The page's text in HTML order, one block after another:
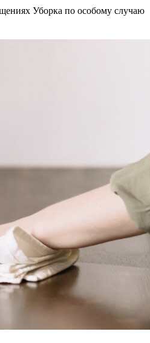
Уборка по особому случаю